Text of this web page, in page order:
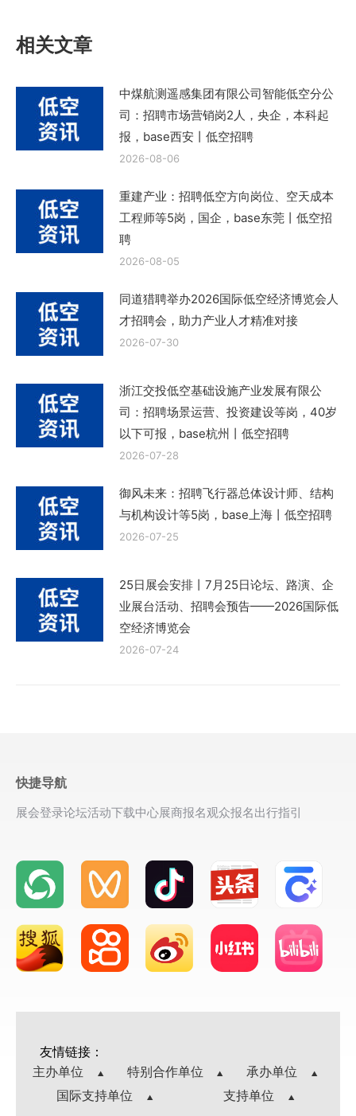
相关文章
中煤航测遥感集团有限公司智能低空分公
司：招聘市场营销岗2人，央企，本科起
报，base西安丨低空招聘
2026-08-06
重建产业：招聘低空方向岗位、空天成本
工程师等5岗，国企，base东莞丨低空招
聘
2026-08-05
同道猎聘举办2026国际低空经济博览会人
才招聘会，助力产业人才精准对接
2026-07-30
浙江交投低空基础设施产业发展有限公
司：招聘场景运营、投资建设等岗，40岁
以下可报，base杭州丨低空招聘
2026-07-28
御风未来：招聘飞行器总体设计师、结构
与机构设计等5岗，base上海丨低空招聘
2026-07-25
25日展会安排丨7月25日论坛、路演、企
业展台活动、招聘会预告——2026国际低
空经济博览会
2026-07-24
快捷导航
展会登录论坛活动下载中心展商报名观众报名出行指引
友情链接：
主办单位
特别合作单位
承办单位
国际支持单位
支持单位